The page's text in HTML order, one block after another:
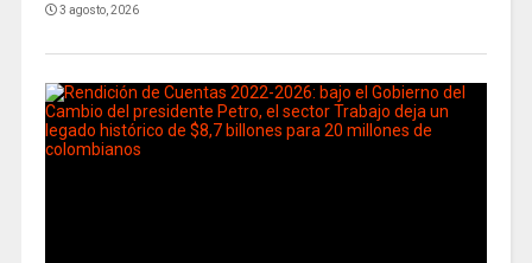
3 agosto, 2026